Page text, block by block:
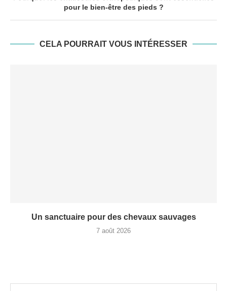
pour le bien-être des pieds ?
CELA POURRAIT VOUS INTÉRESSER
Un sanctuaire pour des chevaux sauvages
7 août 2026